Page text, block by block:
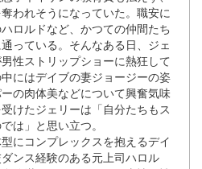
われそうになっていた。職安に
ロルドなど、かつての仲間たち
っている。そんなある日、ジェ
性ストリップショーに熱狂して
にはデイブの妻ジョージーの姿
の肉体美などについて興奮気味
けたジェリーは「自分たちもス
は」と思い立つ。
にコンプレックスを抱えるデイ
ンス経験のある元上司ハロル